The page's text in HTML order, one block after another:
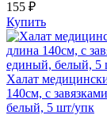
155 ₽
Купить
Халат
140см, с
белый, 5 шт/упк